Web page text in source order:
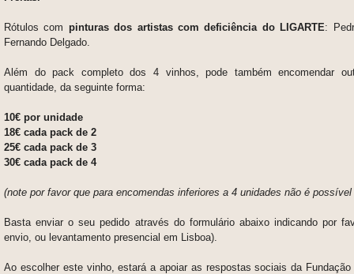
Rótulos com pinturas dos artistas com deficiência do LIGARTE:
Fernando Delgado.
Além do pack completo dos 4 vinhos, pode também encomendar
quantidade, da seguinte forma:
10€ por unidade
18€ cada pack de 2
25€ cada pack de 3
30€ cada pack de 4
(note por favor que para encomendas inferiores a 4 unidades não é
Basta enviar o seu pedido através do formulário abaixo indicando por
envio, ou levantamento presencial em Lisboa).
Ao escolher este vinho, estará a apoiar as respostas sociais da